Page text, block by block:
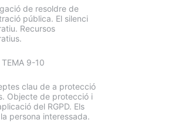
de resoldre de
pública. El silenci
Recursos
TEMA 9-10
clau de a protecció
Objecte de protecció i
del RGPD. Els
persona interessada.